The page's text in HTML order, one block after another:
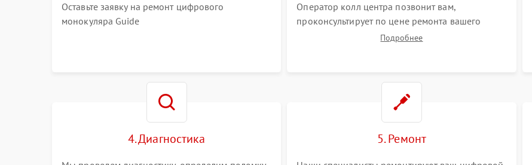
Оставьте заявку на ремонт цифрового
монокуляра Guide
Оператор колл центра позвонит вам,
проконсультирует по цене ремонта вашего
цифрового монокуляра а также ответит на все
Подробнее
4. Диагностика 5. Ремонт